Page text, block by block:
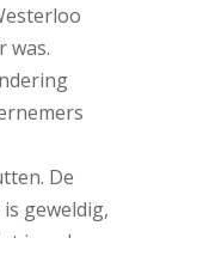
was.
De
geweldig,
is ook